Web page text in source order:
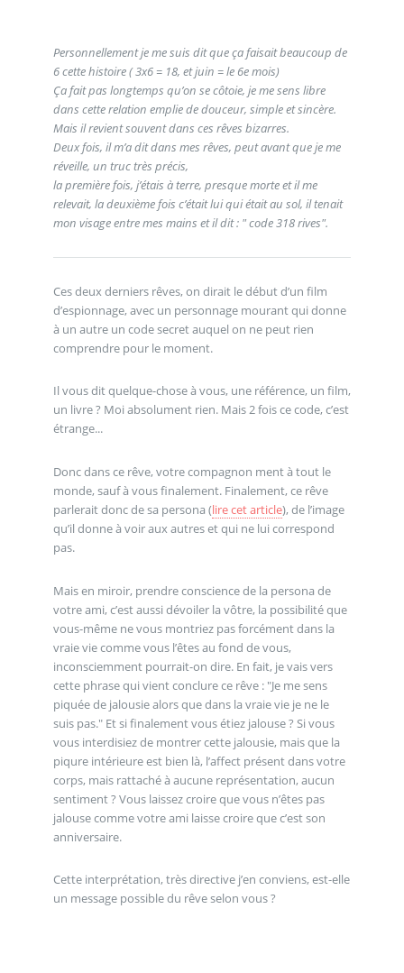
Personnellement je me suis dit que ça faisait beaucoup de
6 cette histoire ( 3x6 = 18, et juin = le 6e mois)
Ça fait pas longtemps qu’on se côtoie, je me sens libre
dans cette relation emplie de douceur, simple et sincère.
Mais il revient souvent dans ces rêves bizarres.
Deux fois, il m’a dit dans mes rêves, peut avant que je me
réveille, un truc très précis,
la première fois, j’étais à terre, presque morte et il me
relevait, la deuxième fois c’était lui qui était au sol, il tenait
mon visage entre mes mains et il dit : " code 318 rives".
Ces deux derniers rêves, on dirait le début d’un film
d’espionnage, avec un personnage mourant qui donne
à un autre un code secret auquel on ne peut rien
comprendre pour le moment.
Il vous dit quelque-chose à vous, une référence, un film,
un livre ? Moi absolument rien. Mais 2 fois ce code, c’est
étrange...
Donc dans ce rêve, votre compagnon ment à tout le
monde, sauf à vous finalement. Finalement, ce rêve
parlerait donc de sa persona (lire cet article), de l’image
qu’il donne à voir aux autres et qui ne lui correspond
pas.
Mais en miroir, prendre conscience de la persona de
votre ami, c’est aussi dévoiler la vôtre, la possibilité que
vous-même ne vous montriez pas forcément dans la
vraie vie comme vous l’êtes au fond de vous,
inconsciemment pourrait-on dire. En fait, je vais vers
cette phrase qui vient conclure ce rêve : "Je me sens
piquée de jalousie alors que dans la vraie vie je ne le
suis pas." Et si finalement vous étiez jalouse ? Si vous
vous interdisiez de montrer cette jalousie, mais que la
piqure intérieure est bien là, l’affect présent dans votre
corps, mais rattaché à aucune représentation, aucun
sentiment ? Vous laissez croire que vous n’êtes pas
jalouse comme votre ami laisse croire que c’est son
anniversaire.
Cette interprétation, très directive j’en conviens, est-elle
un message possible du rêve selon vous ?